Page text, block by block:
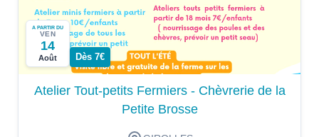
A PARTIR DU
VEN
14
Août Dès 7€
Atelier Tout-petits Fermiers - Chèvrerie de la
Petite Brosse